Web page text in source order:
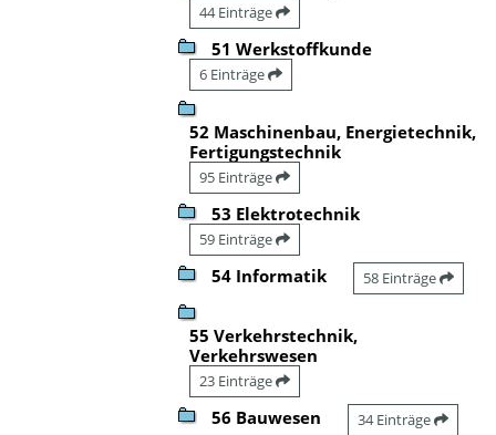
44 Einträge
51 Werkstoffkunde
6 Einträge
52 Maschinenbau, Energietechnik,
Fertigungstechnik
95 Einträge
53 Elektrotechnik
59 Einträge
54 Informatik 58 Einträge
55 Verkehrstechnik,
Verkehrswesen
23 Einträge
56 Bauwesen 34 Einträge